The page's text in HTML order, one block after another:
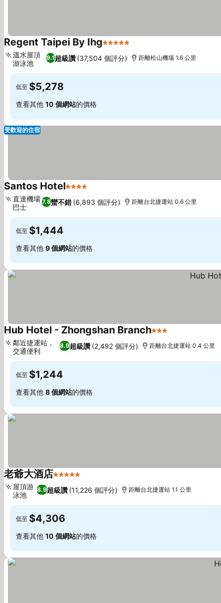
Regent Taipei By Ihg5 星級
9.1超級讚 (37,504 個評分)
溫水屋頂
游泳池
距離松山機場 1.6 公里
低至 $5,278
查看其他 10 個網站的價格
受歡迎的住宿
Santos Hotel4 星級
7.8蠻不錯 (6,893 個評分)
直達機場
巴士
距離台北捷運站 0.6 公里
低至 $1,444
查看其他 9 個網站的價格
Hub Hotel - Zhongshan Branch3 星級
8.9超級讚 (2,492 個評分)
鄰近捷運站，
交通便利
距離台北捷運站 0.4 公里
低至 $1,244
查看其他 8 個網站的價格
老爺大酒店5 星級
8.9超級讚 (11,226 個評分)
屋頂游
泳池
距離台北捷運站 1.1 公里
低至 $4,306
查看其他 10 個網站的價格